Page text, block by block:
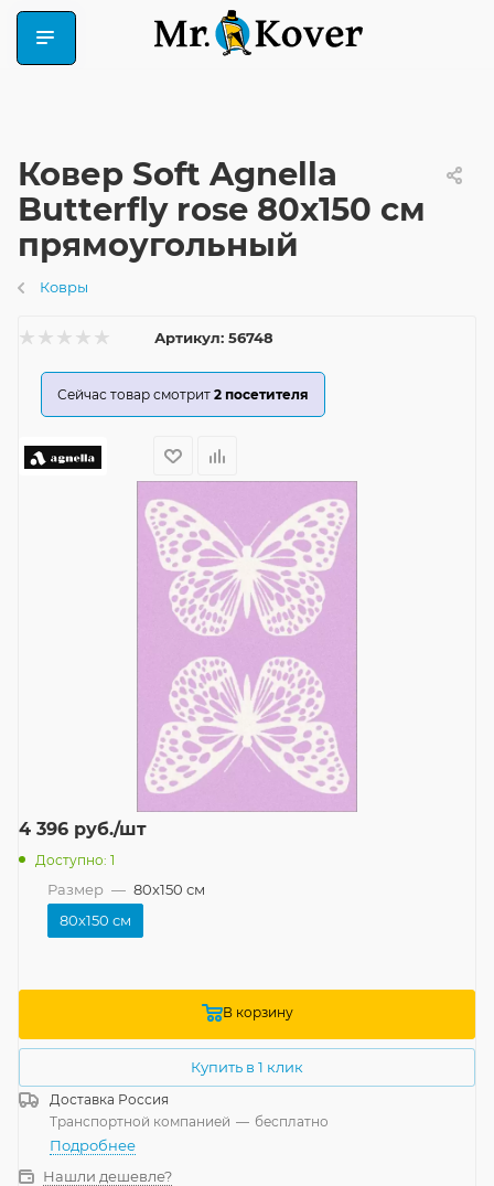
Ковер Soft Agnella
Butterfly rose 80x150 см
прямоугольный
Ковры
Артикул: 56748
Сейчас товар смотрит 2 посетителя
4 396 руб./шт
Доступно: 1
Размер — 80x150 см
80x150 см
В корзину
Купить в 1 клик
Доставка Россия
Транспортной компанией — бесплатно
Подробнее
Нашли дешевле?